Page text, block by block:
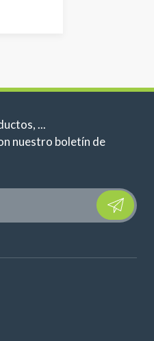
...
nuestro boletín de
Please